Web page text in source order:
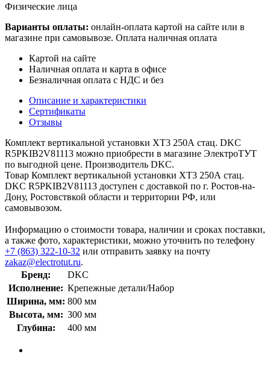
Физические лица
Варианты оплаты: онлайн-оплата картой на сайте или в
магазине при самовывозе. Оплата наличная оплата
Картой на сайте
Наличная оплата и карта в офисе
Безналичная оплата с НДС и без
Описание и характеристики
Сертификаты
Отзывы
Комплект вертикальной установки XT3 250А стац. DKC
R5PKIB2V81113 можно приобрести в магазине ЭлектроТУТ
по выгодной цене. Производитель DKC.
Товар Комплект вертикальной установки XT3 250А стац.
DKC R5PKIB2V81113 доступен с доставкой по г. Ростов-на-
Дону, Ростовствкой области и территории РФ, или
самовывозом.
Информацию о стоимости товара, наличии и сроках поставки,
а также фото, характеристики, можно уточнить по телефону
+7 (863) 322-10-32 или отправить заявку на почту
zakaz@electrotut.ru.
Бренд:
DKC
Исполнение: Крепежные детали/Набор
Ширина, мм: 800 мм
Высота, мм: 300 мм
Глубина:
400 мм